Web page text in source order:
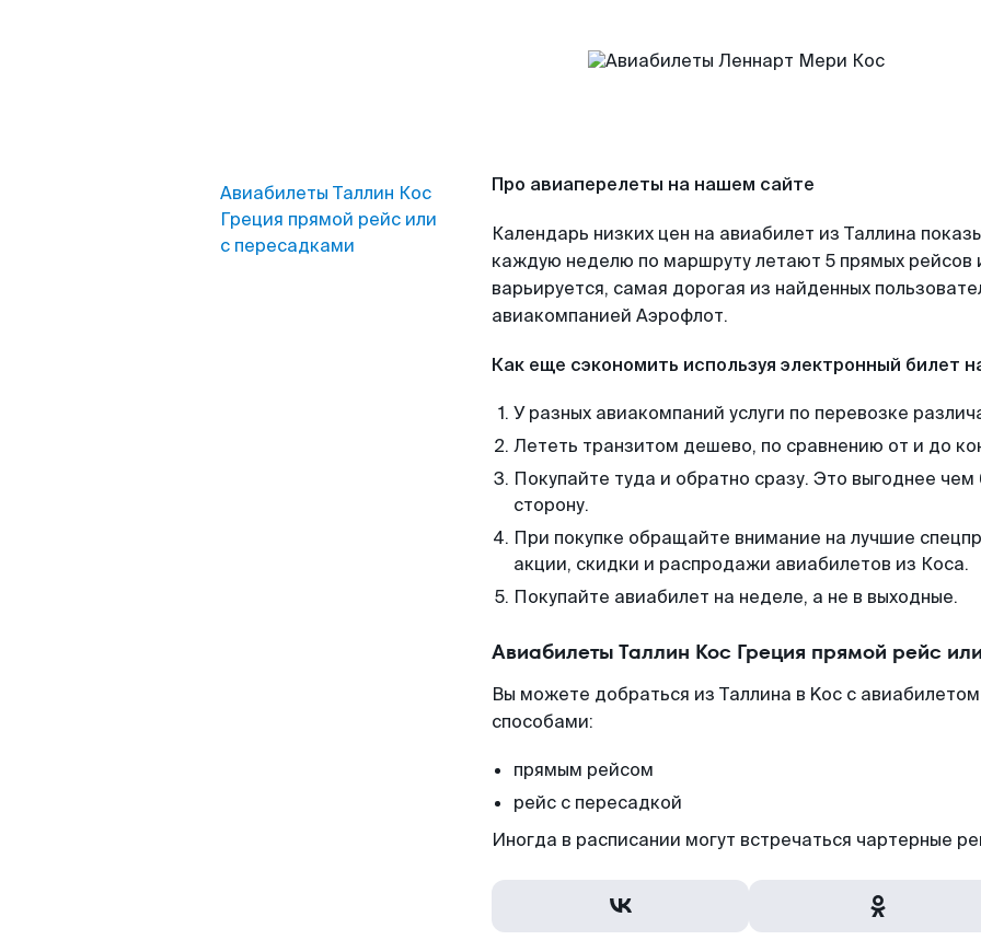
Авиабилеты Таллин Кос
Греция прямой рейс или
с пересадками
Про авиаперелеты на нашем сайте
Календарь низких цен на авиабилет из Таллина
каждую неделю по маршруту летают 5 прямых рейсов
варьируется, самая дорогая из найденных
авиакомпанией Аэрофлот.
Как еще сэкономить используя электронный билет
У разных авиакомпаний услуги по перевозке
Лететь транзитом дешево, по сравнению от и до
Покупайте туда и обратно сразу. Это выгоднее
сторону.
При покупке обращайте внимание на лучшие
акции, скидки и распродажи авиабилетов из Коса.
Покупайте авиабилет на неделе, а не в выходные.
Авиабилеты Таллин Кос Греция прямой рейс
Вы можете добраться из Таллина в Koc с
способами:
прямым рейсом
рейс с пересадкой
Иногда в расписании могут встречаться чартерные